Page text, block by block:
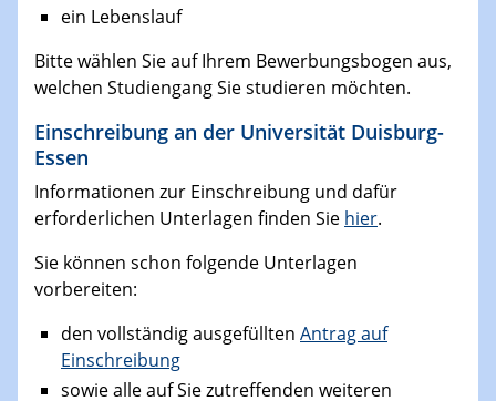
ein Lebenslauf
Bitte wählen Sie auf Ihrem Bewerbungsbogen aus,
welchen Studiengang Sie studieren möchten.
Einschreibung an der Universität Duisburg-
Essen
Informationen zur Einschreibung und dafür
erforderlichen Unterlagen finden Sie hier.
Sie können schon folgende Unterlagen
vorbereiten:
den vollständig ausgefüllten Antrag auf
Einschreibung
sowie alle auf Sie zutreffenden weiteren